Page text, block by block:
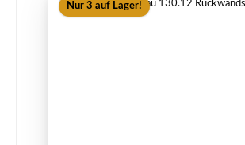
Nur 3 auf Lager!